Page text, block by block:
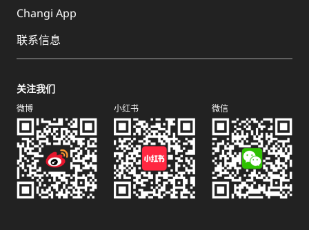
Changi App
联系信息
关注我们
微博 小红书 微信